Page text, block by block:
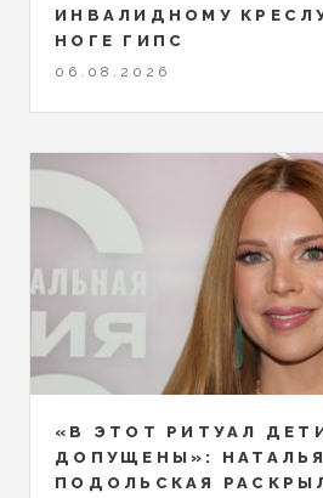
ИНВАЛИДНОМУ
НОГЕ ГИПС
06.08.2026
«В ЭТОТ РИТУАЛ
ДОПУЩЕНЫ»: НАТАЛЬЯ
ПОДОЛЬСКАЯ